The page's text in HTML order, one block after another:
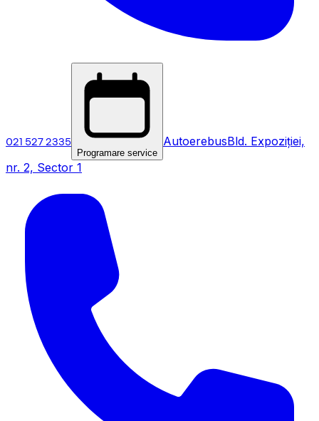
021 527 2335
Programare service
AutoerebusBld. Expoziției,
nr. 2, Sector 1